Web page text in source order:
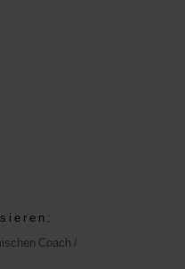
Coach /